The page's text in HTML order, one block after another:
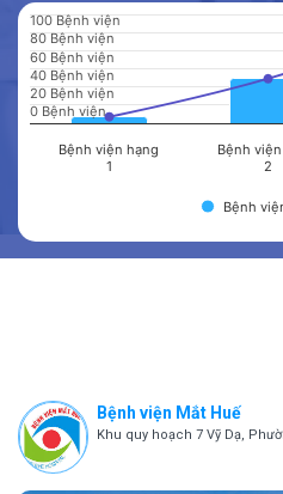
Chart
Combination chart with 2 data
View as data table, Chart
The chart has 1 X axis displaying
The chart has 3 Y axes displaying
Bệnh viện hạng
1
Bệnh
2
Bệnh
0 Bệnh viện
20 Bệnh viện
40 Bệnh viện
60 Bệnh viện
80 Bệnh viện
100 Bệnh viện
Bệnh viện Mắt Huế
Khu quy hoạch 7 Vỹ Dạ,